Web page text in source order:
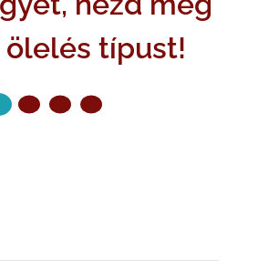
típust!